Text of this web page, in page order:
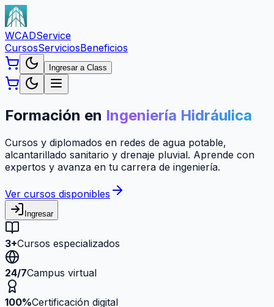
WCADService
CursosServiciosBeneficios
Ingresar a Class
Formación en Ingeniería Hidráulica
Cursos y diplomados en redes de agua potable,
alcantarillado sanitario y drenaje pluvial. Aprende con
expertos y avanza en tu carrera de ingeniería.
Ver cursos disponibles
Ingresar
3+Cursos especializados
24/7Campus virtual
100%Certificación digital